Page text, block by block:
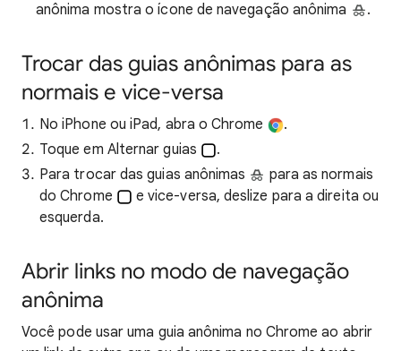
anônima mostra o ícone de navegação anônima
.
Trocar das guias anônimas para as
normais e vice-versa
No iPhone ou iPad, abra o Chrome
.
Toque em Alternar guias
.
Para trocar das guias anônimas
para as normais
do Chrome
e vice-versa, deslize para a direita ou
esquerda.
Abrir links no modo de navegação
anônima
Você pode usar uma guia anônima no Chrome ao abrir